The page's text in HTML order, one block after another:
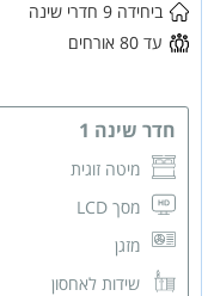
ביחידה 9 חדרי שינה
עד 80 אורחים
חדר שינה 1
מיטה זוגית
מסך LCD
מזגן
שידות לאחסון